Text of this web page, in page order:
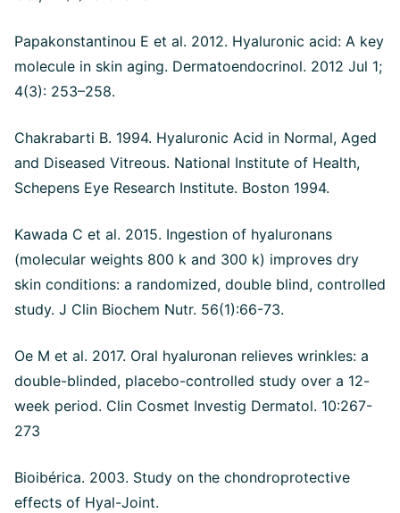
Papakonstantinou E et al. 2012. Hyaluronic acid: A key
molecule in skin aging. Dermatoendocrinol. 2012 Jul 1;
4(3): 253–258.
Chakrabarti B. 1994. Hyaluronic Acid in Normal, Aged
and Diseased Vitreous. National Institute of Health,
Schepens Eye Research Institute. Boston 1994.
Kawada C et al. 2015. Ingestion of hyaluronans
(molecular weights 800 k and 300 k) improves dry
skin conditions: a randomized, double blind, controlled
study. J Clin Biochem Nutr. 56(1):66-73.
Oe M et al. 2017. Oral hyaluronan relieves wrinkles: a
double-blinded, placebo-controlled study over a 12-
week period. Clin Cosmet Investig Dermatol. 10:267-
273
Bioibérica. 2003. Study on the chondroprotective
effects of Hyal-Joint.